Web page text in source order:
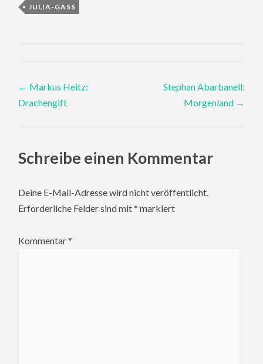
JULIA-GASS
Post
navigation
← Markus Heitz:
Drachengift
Stephan Abarbanell:
Morgenland →
Schreibe einen Kommentar
Deine E-Mail-Adresse wird nicht veröffentlicht.
Erforderliche Felder sind mit* markiert
Kommentar*